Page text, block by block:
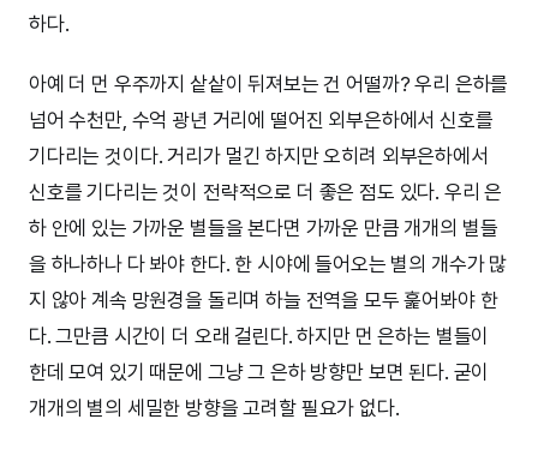
하다.
아예 더 먼 우주까지 샅샅이 뒤져보는 건 어떨까? 우리 은하를
넘어 수천만, 수억 광년 거리에 떨어진 외부은하에서 신호를
기다리는 것이다. 거리가 멀긴 하지만 오히려 외부은하에서
신호를 기다리는 것이 전략적으로 더 좋은 점도 있다. 우리 은
하 안에 있는 가까운 별들을 본다면 가까운 만큼 개개의 별들
을 하나하나 다 봐야 한다. 한 시야에 들어오는 별의 개수가 많
지 않아 계속 망원경을 돌리며 하늘 전역을 모두 훑어봐야 한
다. 그만큼 시간이 더 오래 걸린다. 하지만 먼 은하는 별들이
한데 모여 있기 때문에 그냥 그 은하 방향만 보면 된다. 굳이
개개의 별의 세밀한 방향을 고려할 필요가 없다.